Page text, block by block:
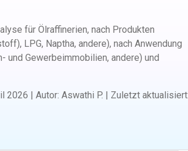
für Ölraffinerien, nach Produkten
LPG, Naptha, andere), nach Anwendung
und Gewerbeimmobilien, andere) und
2026 | Autor: Aswathi P. | Zuletzt aktualisiert: